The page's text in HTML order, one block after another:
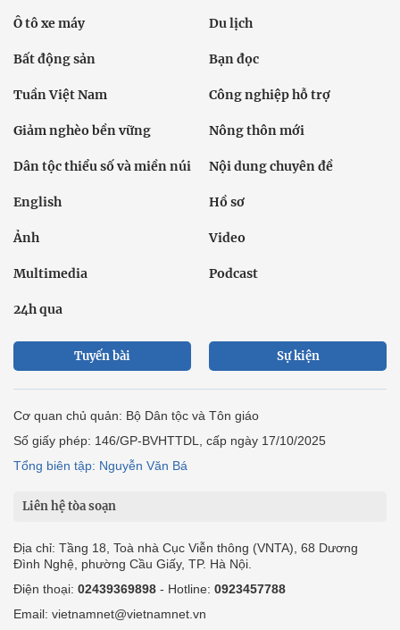
Ô tô xe máy Du lịch
Bất động sản Bạn đọc
Tuần Việt Nam Công nghiệp hỗ trợ
Giảm nghèo bền vững Nông thôn mới
Dân tộc thiểu số và miền núi Nội dung chuyên đề
English Hồ sơ
Ảnh Video
Multimedia Podcast
24h qua
Tuyến bài Sự kiện
Cơ quan chủ quản: Bộ Dân tộc và Tôn giáo
Số giấy phép: 146/GP-BVHTTDL, cấp ngày 17/10/2025
Tổng biên tập: Nguyễn Văn Bá
Liên hệ tòa soạn
Địa chỉ: Tầng 18, Toà nhà Cục Viễn thông (VNTA), 68 Dương
Đình Nghệ, phường Cầu Giấy, TP. Hà Nội.
Điện thoại: 02439369898 - Hotline: 0923457788
Email: vietnamnet@vietnamnet.vn